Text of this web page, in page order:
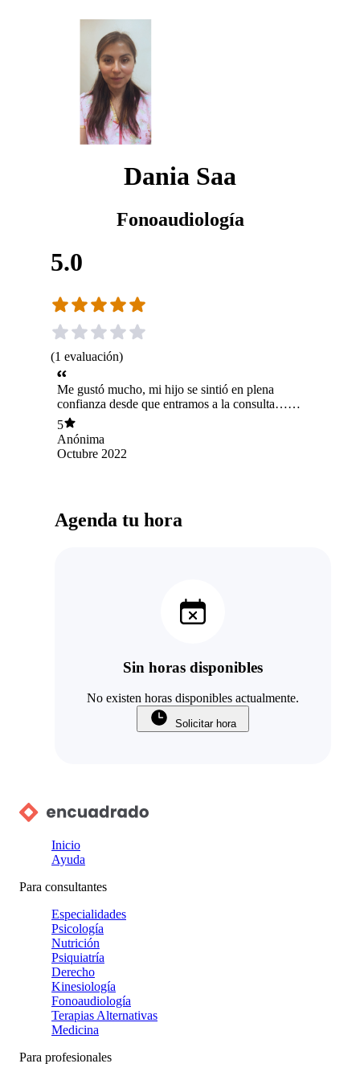
Dania Saa
Fonoaudiología
5.0
(1 evaluación)
Me gustó mucho, mi hijo se sintió en plena
confianza desde que entramos a la consulta…
siento que analizo muy bien la situación y
entregó indicaciones muy acertadas según
estimaba. Cumplió mis expectativas.
5
Anónima
Octubre 2022
Agenda tu hora
Sin horas disponibles
No existen horas disponibles actualmente.
Solicitar hora
Inicio
Ayuda
Para consultantes
Especialidades
Psicología
Nutrición
Psiquiatría
Derecho
Kinesiología
Fonoaudiología
Terapias Alternativas
Medicina
Para profesionales